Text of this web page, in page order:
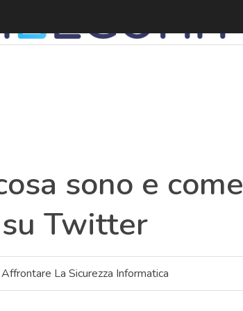
sono e come
Twitter
La Sicurezza Informatica